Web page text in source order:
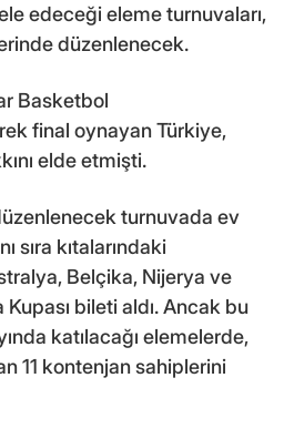
edeceği eleme turnuvaları,
düzenlenecek.
Basketbol
final oynayan Türkiye,
elde etmişti.
turnuvada ev
sıra kıtalarındaki
Belçika, Nijerya ve
bileti aldı. Ancak bu
katılacağı elemelerde,
11 kontenjan sahiplerini